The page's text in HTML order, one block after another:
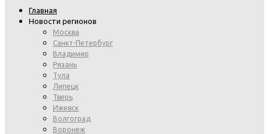
Главная
Новости регионов
Москва
Санкт-Петербург
Владимир
Рязань
Тула
Липецк
Тверь
Ижевск
Волгоград
Воронеж